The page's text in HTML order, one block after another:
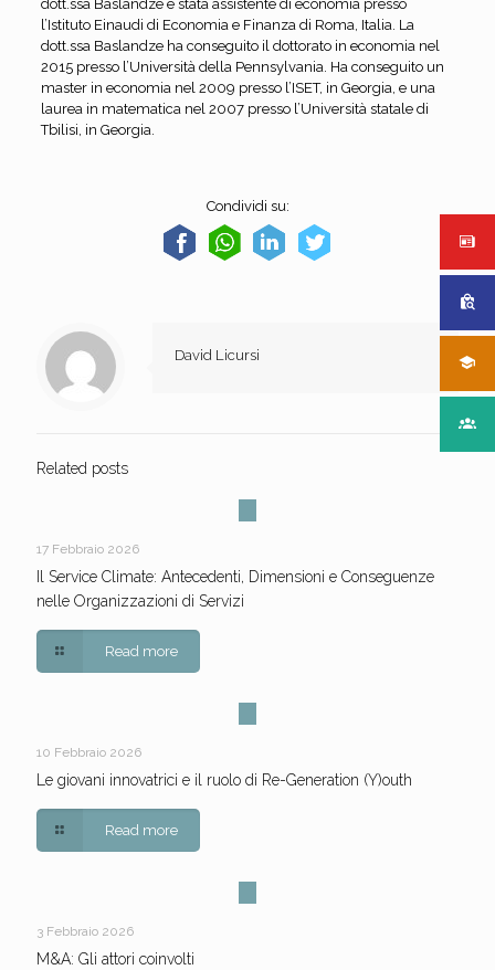
dott.ssa Baslandze è stata assistente di economia presso
l’Istituto Einaudi di Economia e Finanza di Roma, Italia. La
dott.ssa Baslandze ha conseguito il dottorato in economia nel
2015 presso l’Università della Pennsylvania. Ha conseguito un
master in economia nel 2009 presso l’ISET, in Georgia, e una
laurea in matematica nel 2007 presso l’Università statale di
Tbilisi, in Georgia.
Condividi su:
David Licursi
Related posts
17 Febbraio 2026
Il Service Climate: Antecedenti, Dimensioni e Conseguenze
nelle Organizzazioni di Servizi
Read more
10 Febbraio 2026
Le giovani innovatrici e il ruolo di Re-Generation (Y)outh
Read more
3 Febbraio 2026
M&A: Gli attori coinvolti